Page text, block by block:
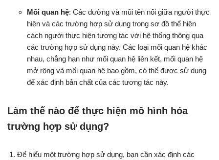
Mối quan hệ: Các đường và mũi tên nối giữa người thực
hiện và các trường hợp sử dụng trong sơ đồ thể hiện
cách người thực hiện tương tác với hệ thống thông qua
các trường hợp sử dụng này. Các loại mối quan hệ khác
nhau, chẳng hạn như mối quan hệ liên kết, mối quan hệ
mở rộng và mối quan hệ bao gồm, có thể được sử dụng
để xác định bản chất của các tương tác này.
Làm thế nào để thực hiện mô hình hóa
trường hợp sử dụng?
Để hiểu một trường hợp sử dụng, bạn cần xác định các